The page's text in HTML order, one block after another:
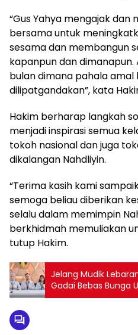
“Gus Yahya mengajak
bersama untuk
sesama dan membangun
kapanpun dan dimanapun.
bulan dimana pahala amal
dilipatgandakan”, kata
Hakim berharap langkah
menjadi inspirasi semua
tokoh nasional dan juga
dikalangan Nahdliyin.
“Terima kasih kami
semoga beliau diberikan
selalu dalam memimpin
berkhidmah memuliakan
tutup Hakim.
Jelang Mudik
Gadai Bebas Bunga